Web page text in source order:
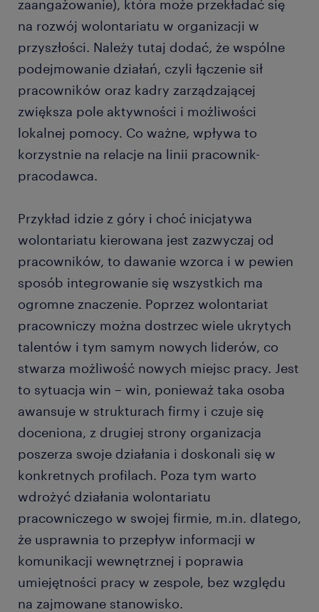
zaangażowanie), która może przekładać się
na rozwój wolontariatu w organizacji w
przyszłości. Należy tutaj dodać, że wspólne
podejmowanie działań, czyli łączenie sił
pracowników oraz kadry zarządzającej
zwiększa pole aktywności i możliwości
lokalnej pomocy. Co ważne, wpływa to
korzystnie na relacje na linii pracownik-
pracodawca.
Przykład idzie z góry i choć inicjatywa
wolontariatu kierowana jest zazwyczaj od
pracowników, to dawanie wzorca i w pewien
sposób integrowanie się wszystkich ma
ogromne znaczenie. Poprzez wolontariat
pracowniczy można dostrzec wiele ukrytych
talentów i tym samym nowych liderów, co
stwarza możliwość nowych miejsc pracy. Jest
to sytuacja win – win, ponieważ taka osoba
awansuje w strukturach firmy i czuje się
doceniona, z drugiej strony organizacja
poszerza swoje działania i doskonali się w
konkretnych profilach. Poza tym warto
wdrożyć działania wolontariatu
pracowniczego w swojej firmie, m.in. dlatego,
że usprawnia to przepływ informacji w
komunikacji wewnętrznej i poprawia
umiejętności pracy w zespole, bez względu
na zajmowane stanowisko.